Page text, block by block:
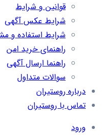
قوانین و شرایط
شرایط عکس آگهی
شرایط استفاده و
راهنمای خرید امن
راهنما ارسال آگهی
سوالات متداول
درباره روستیران
تماس با روستیران
ورود